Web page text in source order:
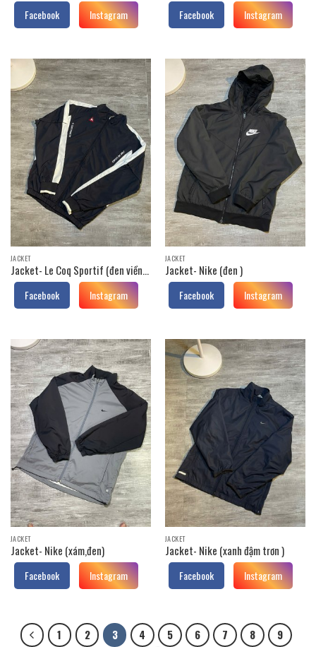
trắng cổ xanh )
Facebook Instagram Facebook Instagram
JACKET
Jacket- Le Coq Sportif (đen viền
trắng )
Facebook Instagram
JACKET
Jacket- Nike (đen )
Facebook Instagram
JACKET
Jacket- Nike (xám,đen)
Facebook Instagram
JACKET
Jacket- Nike (xanh đậm trơn )
Facebook Instagram
1 2 3 4 5 6 7 8 9